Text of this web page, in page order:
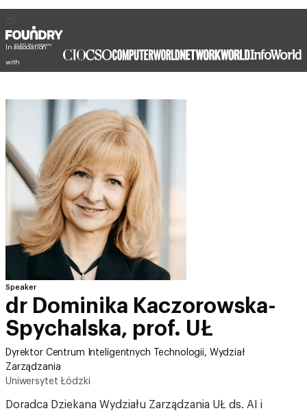
In association
with
Speaker
dr Dominika Kaczorowska-
Spychalska, prof. UŁ
Dyrektor Centrum Inteligentnych Technologii, Wydział
Zarządzania
Uniwersytet Łódzki
Doradca Dziekana Wydziału Zarządzania UŁ ds. AI i